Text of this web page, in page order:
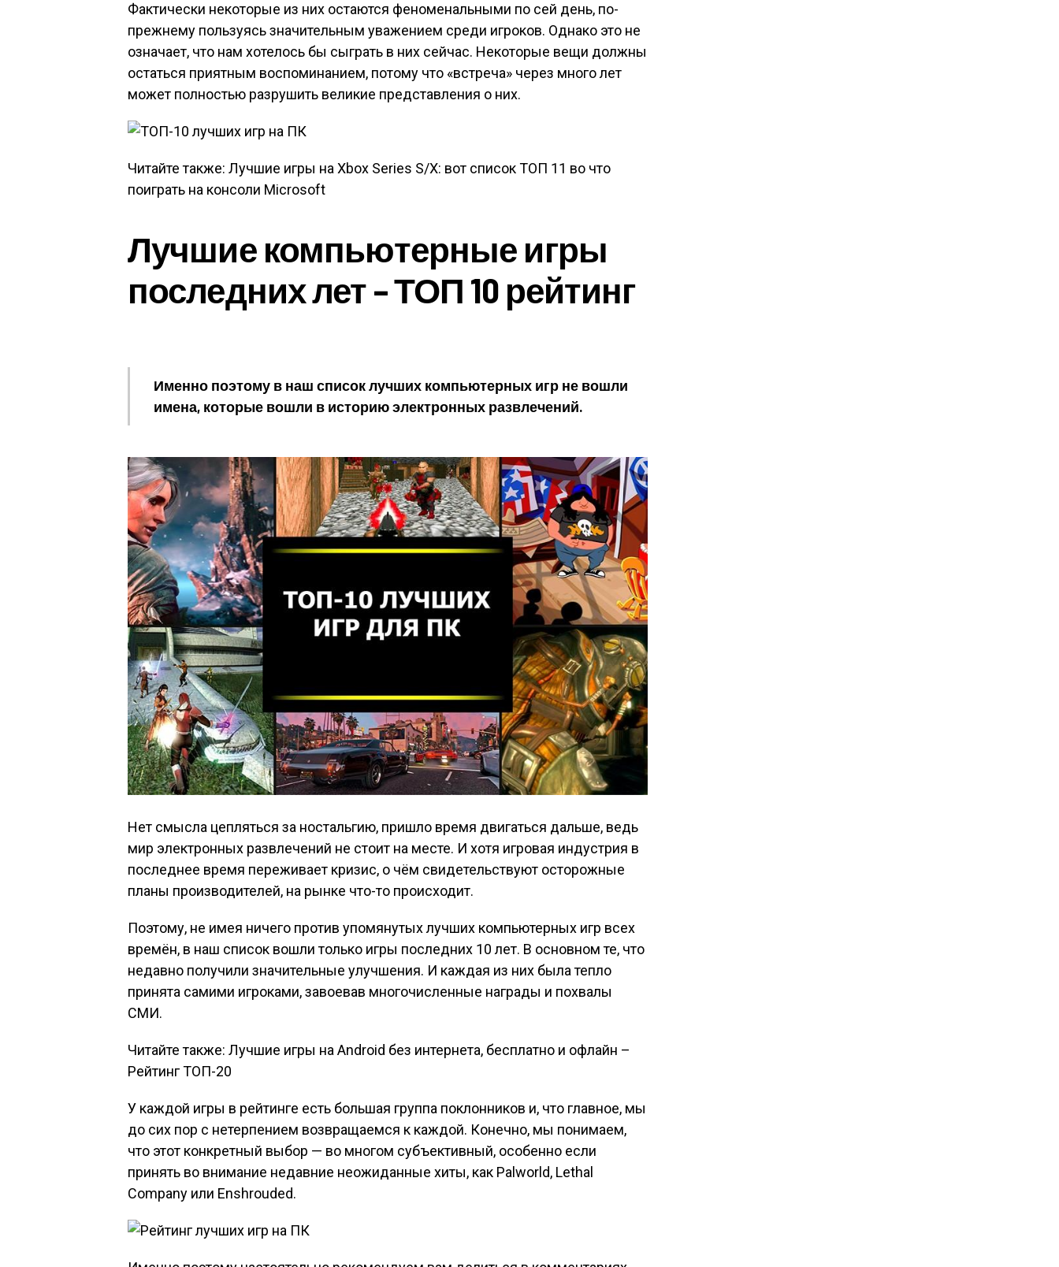
Фактически некоторые из них остаются феноменальными по сей день, по-
прежнему пользуясь значительным уважением среди игроков. Однако это не
означает, что нам хотелось бы сыграть в них сейчас. Некоторые вещи должны
остаться приятным воспоминанием, потому что «встреча» через много лет
может полностью разрушить великие представления о них.
Читайте также: Лучшие игры на Xbox Series S/X: вот список ТОП 11 во что
поиграть на консоли Microsoft
Лучшие компьютерные игры
последних лет – ТОП 10 рейтинг
Именно поэтому в наш список лучших компьютерных игр не вошли
имена, которые вошли в историю электронных развлечений.
Нет смысла цепляться за ностальгию, пришло время двигаться дальше, ведь
мир электронных развлечений не стоит на месте. И хотя игровая индустрия в
последнее время переживает кризис, о чём свидетельствуют осторожные
планы производителей, на рынке что-то происходит.
Поэтому, не имея ничего против упомянутых лучших компьютерных игр всех
времён, в наш список вошли только игры последних 10 лет. В основном те, что
недавно получили значительные улучшения. И каждая из них была тепло
принята самими игроками, завоевав многочисленные награды и похвалы
СМИ.
Читайте также: Лучшие игры на Android без интернета, бесплатно и офлайн –
Рейтинг ТОП-20
У каждой игры в рейтинге есть большая группа поклонников и, что главное, мы
до сих пор с нетерпением возвращаемся к каждой. Конечно, мы понимаем,
что этот конкретный выбор — во многом субъективный, особенно если
принять во внимание недавние неожиданные хиты, как Palworld, Lethal
Company или Enshrouded.